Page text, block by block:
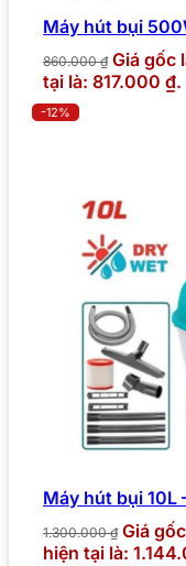
Máy hút bụi
860.000₫ Giá gốc
tại là: 817.000 ₫.
-12%
Máy hút bụi 10L
1.300.000₫ Giá
hiện tại là: